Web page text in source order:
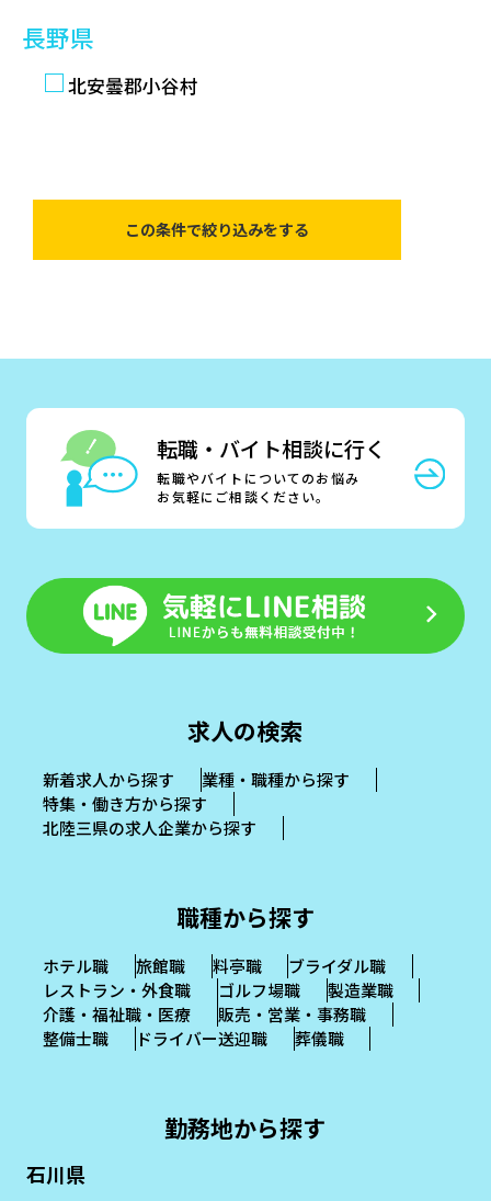
長野県
北安曇郡小谷村
転職・バイト相談に行く
転職やバイトについてのお悩み
お気軽にご相談ください。
求人の検索
新着求人から探す
業種・職種から探す
特集・働き方から探す
北陸三県の求人企業から探す
職種から探す
ホテル職 旅館職 料亭職
ブライダル職
レストラン・外食職
ゴルフ場職
製造業職
介護・福祉職・医療
販売・営業・事務職
整備士職
ドライバー送迎職 葬儀職
勤務地から探す
石川県